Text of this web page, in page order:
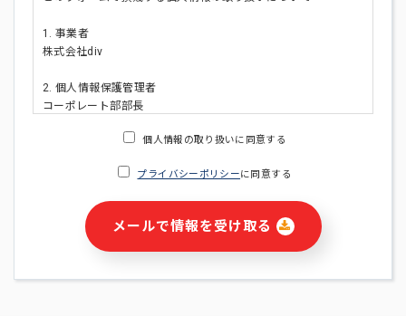
1. 事業者
株式会社div
2. 個人情報保護管理者
コーポレート部部長
・ご請求された資料の送付のため
・本サービス及び本サービスに関連する情報(当社及び第三者の
サービス又は商品等の広告配信・宣伝を含みますが、それらに
個人情報の取り扱いに同意する
プライバシーポリシーに同意する
メールで情報を受け取る